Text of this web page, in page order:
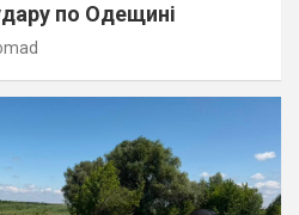
по Одещині